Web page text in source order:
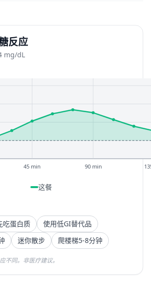
反应
mg/dL
45 min 90 min
这餐
吃蛋白质
使用低GI替代品
迷你散步 爬楼梯5-8分钟
不同。非医疗建议。